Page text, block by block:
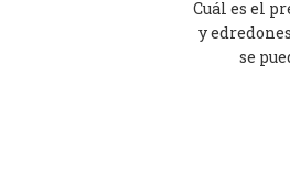
Cuál es el
y
se